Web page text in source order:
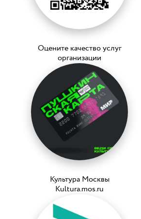
Оцените качество услуг
организации
Культура Москвы
Kultura.mos.ru